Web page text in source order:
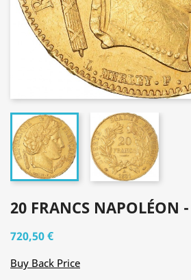
20 FRANCS NAPOLÉON -
720,50 €
Buy Back Price